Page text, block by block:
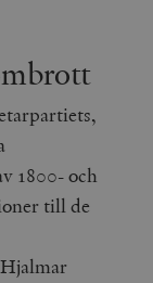
1800- och
till de